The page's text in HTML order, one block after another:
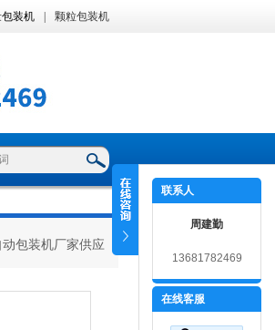
包装机 颗粒包装机
包装机厂家供应
联系人
周建勤
13681782469
在线客服